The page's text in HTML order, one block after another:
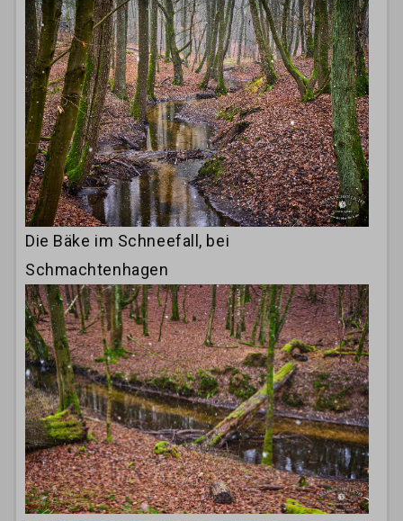
Die Bäke im Schneefall, bei
Schmachtenhagen